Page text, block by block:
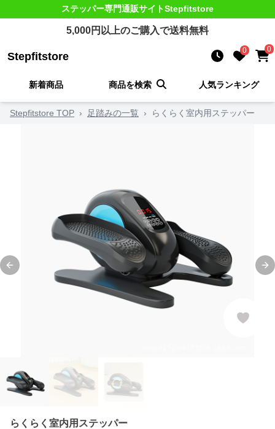
ステッパー専門通販サイトStepfitstore
5,000円以上のご購入で送料無料
Stepfitstore 0 0
新着商品 商品を検索 人気ランキング
Stepfitstore TOP › 足踏みの一覧 › らくらく室内用ステッパー
Previous slide
らくらく室内用ステッパー